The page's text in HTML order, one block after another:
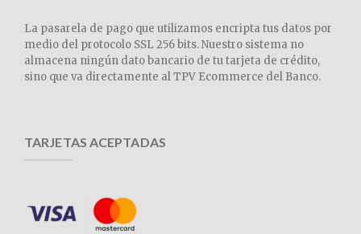
La pasarela de pago que utilizamos encripta tus datos por
medio del protocolo SSL 256 bits. Nuestro sistema no
almacena ningún dato bancario de tu tarjeta de crédito,
sino que va directamente al TPV Ecommerce del Banco.
TARJETAS ACEPTADAS